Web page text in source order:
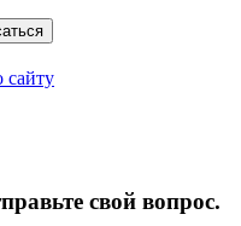
сайту
свой вопрос.